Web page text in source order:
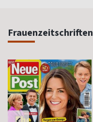
Frauenzeitschriften